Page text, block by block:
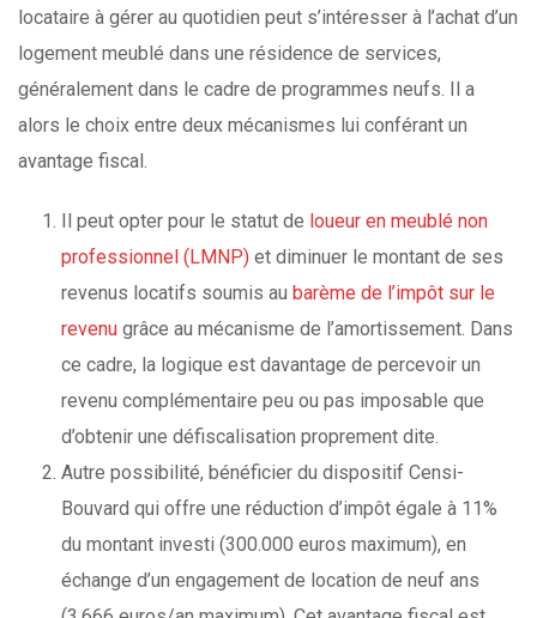
locataire à gérer au quotidien peut s’intéresser à l’achat d’un
logement meublé dans une résidence de services,
généralement dans le cadre de programmes neufs. Il a
alors le choix entre deux mécanismes lui conférant un
avantage fiscal.
Il peut opter pour le statut de loueur en meublé non
professionnel (LMNP) et diminuer le montant de ses
revenus locatifs soumis au barème de l’impôt sur le
revenu grâce au mécanisme de l’amortissement. Dans
ce cadre, la logique est davantage de percevoir un
revenu complémentaire peu ou pas imposable que
d’obtenir une défiscalisation proprement dite.
Autre possibilité, bénéficier du dispositif Censi-
Bouvard qui offre une réduction d’impôt égale à 11%
du montant investi (300.000 euros maximum), en
échange d’un engagement de location de neuf ans